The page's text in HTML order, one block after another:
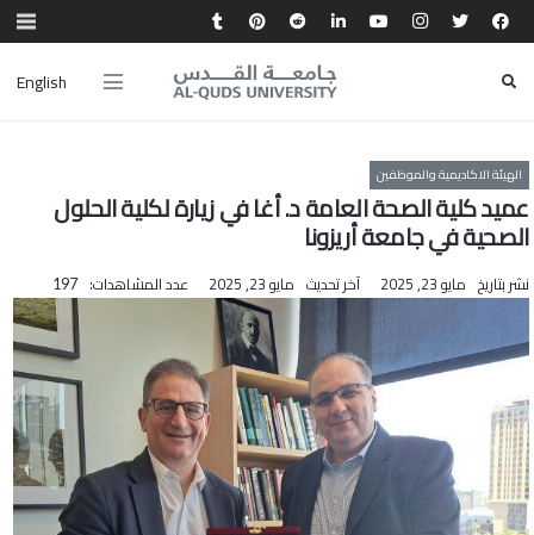
English
الهيئة الاكاديمية والموظفين
عميد كلية الصحة العامة د. أغا في زيارة لكلية الحلول
الصحية في جامعة أريزونا
نشر بتاريخ مايو 23, 2025 آخر تحديث مايو 23, 2025 عدد المشاهدات: 197